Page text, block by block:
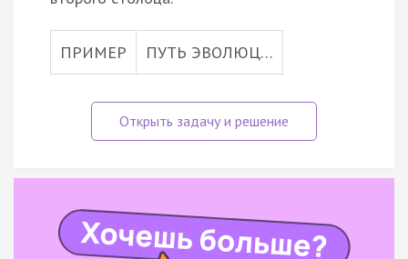
ПРИМЕР ПУТЬ ЭВОЛЮЦ…